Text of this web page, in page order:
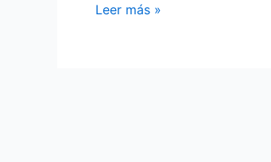
Playa
Leer más »